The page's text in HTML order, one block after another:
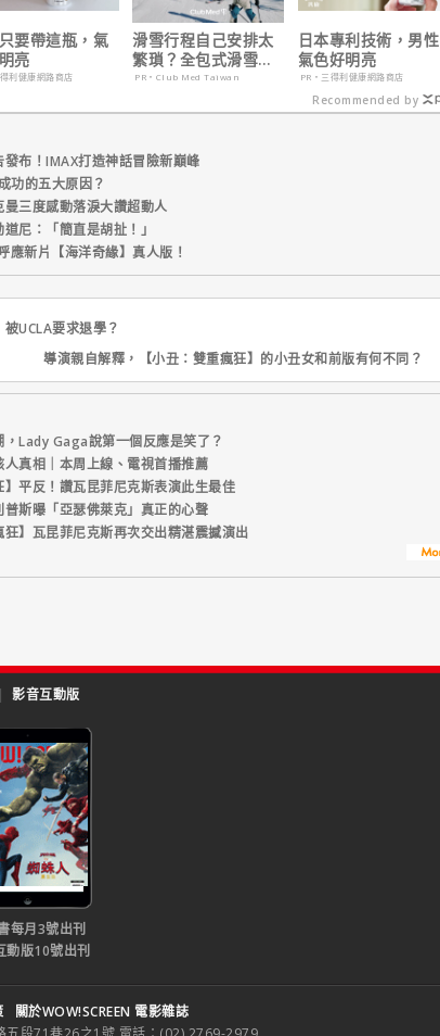
要帶這瓶，氣
亮
利健康網路商店
滑雪行程自己安排太
繁瑣？全包式滑雪假
期：出門即雪場，一
表！
PR・Club Med Taiwan
日本專利技術，男性
氣色好明亮
PR・三得利健康網路商店
Recommended by
布！IMAX打造神話冒險新巔峰
功的五大原因？
曼三度感動落淚大讚超動人
尼：「簡直是胡扯！」
新片【海洋奇緣】真人版！
UCLA要求退學？
導演親自解釋，【小丑：雙重瘋狂】的小丑女和前版有何不同？
Lady Gaga說第一個反應是笑了？
人真相｜本周上線、電視首播推薦
平反！讚瓦昆菲尼克斯表演此生最佳
普斯曝「亞瑟佛萊克」真正的心聲
】瓦昆菲尼克斯再次交出精湛震撼演出
| 影音互動版
每月3號出刊
動版10號出刊
關於WOW!SCREEN 電影雜誌